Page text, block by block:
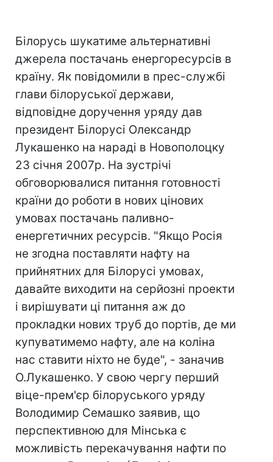
Білорусь шукатиме альтернативні
джерела постачань енергоресурсів в
країну. Як повідомили в прес-службі
глави білоруської держави,
відповідне доручення уряду дав
президент Білорусі Олександр
Лукашенко на нараді в Новополоцку
23 січня 2007р. На зустрічі
обговорювалися питання готовності
країни до роботи в нових цінових
умовах постачань паливно-
енергетичних ресурсів. "Якщо Росія
не згодна поставляти нафту на
прийнятних для Білорусі умовах,
давайте виходити на серйозні проекти
і вирішувати ці питання аж до
прокладки нових труб до портів, де ми
купуватимемо нафту, але на коліна
нас ставити ніхто не буде", - заначив
О.Лукашенко. У свою чергу перший
віце-прем'єр білоруського уряду
Володимир Семашко заявив, що
перспективною для Мінська є
можливість перекачування нафти по